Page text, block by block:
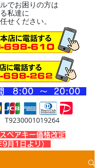
でお困りの方は
私達に
せください。
T9230001019264
8:00 ～ 20:00
ペアキー価格改定
9月1日より）